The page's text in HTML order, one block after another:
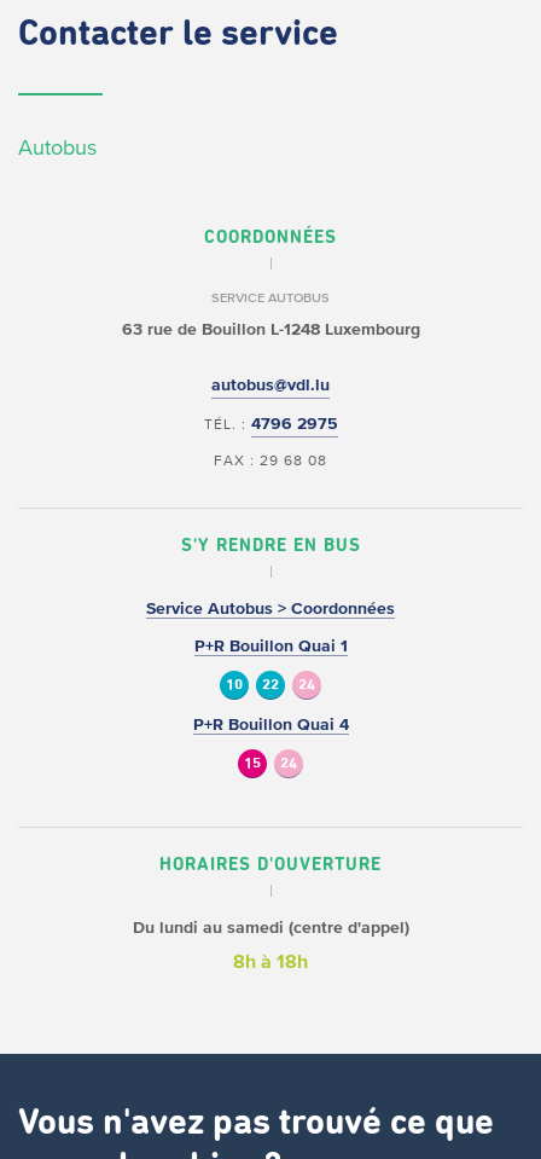
Contacter le service
Autobus
COORDONNÉES
SERVICE AUTOBUS
63 rue de BouillonL-1248 Luxembourg
autobus@vdl.lu
TÉL. : 4796 2975
FAX : 29 68 08
S'Y RENDRE EN BUS
Service Autobus > Coordonnées
P+R Bouillon Quai 1
10 22 24
P+R Bouillon Quai 4
15 24
HORAIRES D'OUVERTURE
Du lundi au samedi (centre d'appel)
8h à 18h
Vous n'avez pas trouvé ce que